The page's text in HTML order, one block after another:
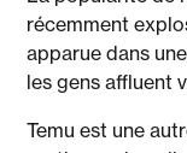
récemment
apparue dans
les gens affluent
Temu est une